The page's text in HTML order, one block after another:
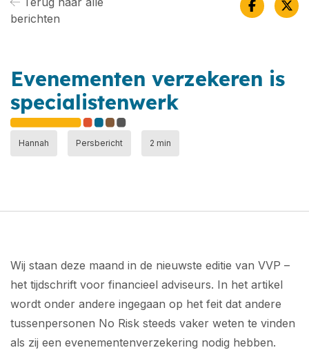
berichten
Evenementen verzekeren is
specialistenwerk
Hannah Persbericht 2 min
Wij staan deze maand in de nieuwste editie van VVP –
het tijdschrift voor financieel adviseurs. In het artikel
wordt onder andere ingegaan op het feit dat andere
tussenpersonen No Risk steeds vaker weten te vinden
als zij een evenementenverzekering nodig hebben.